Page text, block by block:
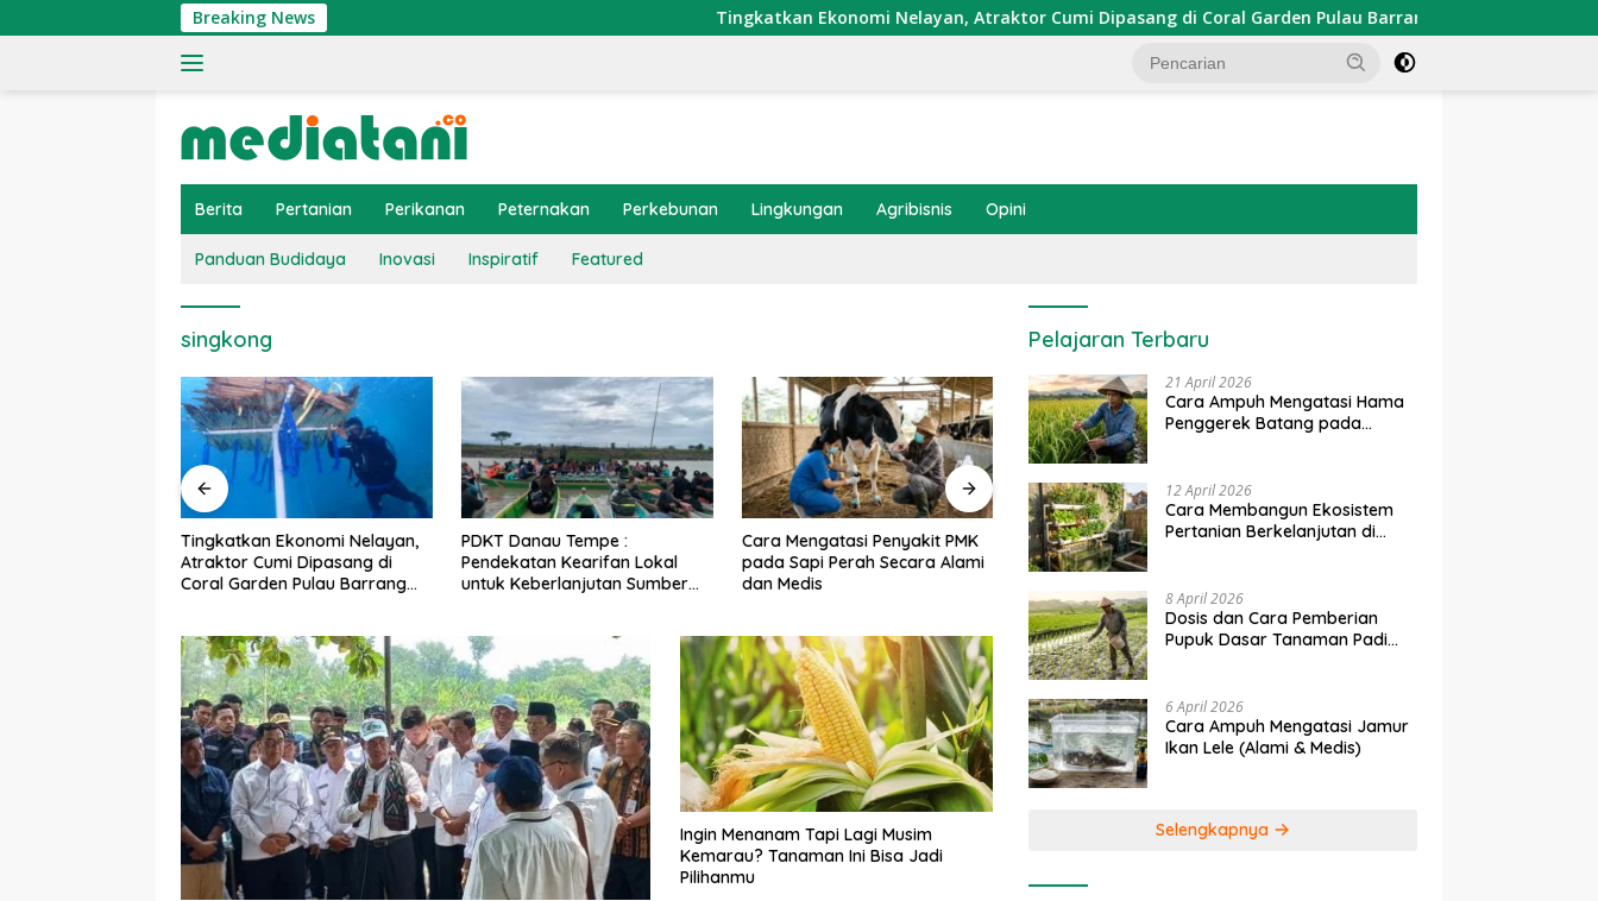
ke
Breaking News Tingkatkan Ekonomi Nelayan, Atraktor Cumi Dipasang di Coral Garden Pulau Barrang Caddi
Berita Pertanian Perikanan Peternakan Perkebunan Lingkungan Agribisnis Opini
Panduan Budidaya Inovasi Inspiratif Featured
singkong
PDKT Danau Tempe :
Pendekatan Kearifan Lokal
untuk Keberlanjutan Sumber
Cara Mengatasi Penyakit PMK
pada Sapi Perah Secara Alami
dan Medis
Dosis dan Cara Pemupukan
Tanaman Padi pada Fase
Vegetatif Aktif yang Tepat
Penerapan IoT dalam
Pertanian Modern di Indonesia
Ekonomi Sumber Daya Lahan:
Ingin Menanam Tapi Lagi Musim
Kemarau? Tanaman Ini Bisa Jadi
Pilihanmu
Pelajaran Terbaru
21 April 2026
Cara Ampuh Mengatasi Hama
Penggerek Batang pada
12 April 2026
Cara Membangun Ekosistem
Pertanian Berkelanjutan di
8 April 2026
Dosis dan Cara Pemberian
Pupuk Dasar Tanaman Padi
6 April 2026
Cara Ampuh Mengatasi Jamur
Ikan Lele (Alami & Medis)
Selengkapnya